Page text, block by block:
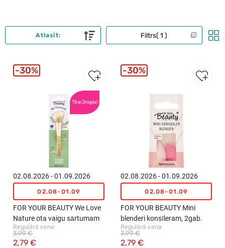
Filtrs 1
Atlasīt:
Tikai Drogās!
02.08.2026 - 01.09.2026
02.08-01.09
FOR YOUR BEAUTY We Love
Nature ota vaigu sārtumam
Regulārā cena
2,79 €
3,99 €
30%
02.08.2026 - 01.09.2026
02.08-01.09
FOR YOUR BEAUTY Mini
blenderi konsīleram, 2gab.
Regulārā cena
2,79 €
3,99 €
30%